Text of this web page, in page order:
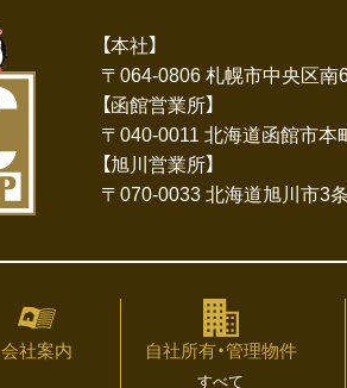
【本社】
〒064-0806 札幌市中央区
【函館営業所】
〒040-0011 北海道函館市
【旭川営業所】
〒070-0033 北海道旭川市
会社案内 自社所有・管理物件
すべて